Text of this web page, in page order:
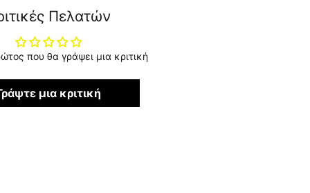
Πελατών
που θα γράψει μια κριτική
μια κριτική